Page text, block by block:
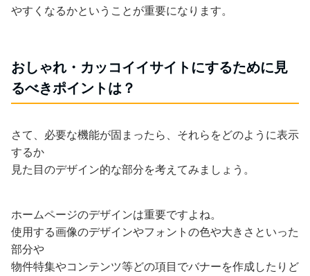
やすくなるかということが重要になります。
おしゃれ・カッコイイサイトにするために見
るべきポイントは？
さて、必要な機能が固まったら、それらをどのように表示
するか
見た目のデザイン的な部分を考えてみましょう。
ホームページのデザインは重要ですよね。
使用する画像のデザインやフォントの色や大きさといった
部分や
物件特集やコンテンツ等どの項目でバナーを作成したりど